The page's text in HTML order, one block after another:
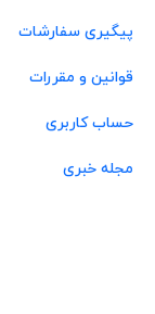
پیگیری سفارشات
قوانین و مقررات
حساب کاربری
مجله خبری